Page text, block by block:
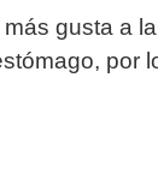
gusta a
por